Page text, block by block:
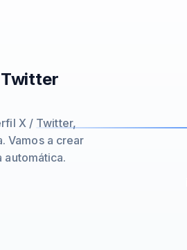
X / Twitter,
Vamos a crear
automática.